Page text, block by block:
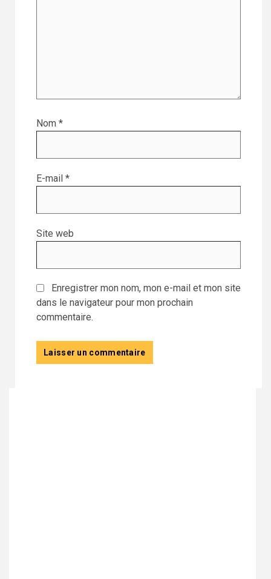
Nom *
E-mail *
Site web
Enregistrer mon nom, mon e-mail et mon site
dans le navigateur pour mon prochain
commentaire.